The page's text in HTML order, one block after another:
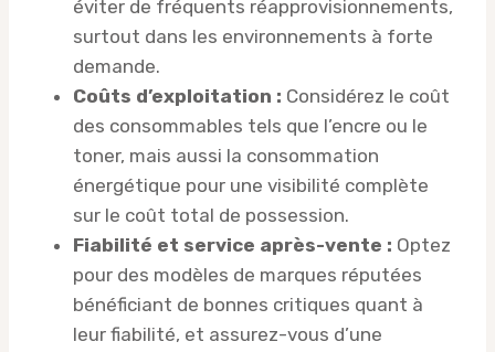
éviter de fréquents réapprovisionnements,
surtout dans les environnements à forte
demande.
Coûts d’exploitation : Considérez le coût
des consommables tels que l’encre ou le
toner, mais aussi la consommation
énergétique pour une visibilité complète
sur le coût total de possession.
Fiabilité et service après-vente : Optez
pour des modèles de marques réputées
bénéficiant de bonnes critiques quant à
leur fiabilité, et assurez-vous d’une